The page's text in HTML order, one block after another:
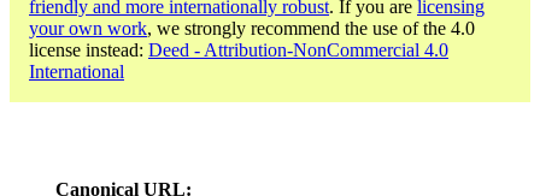
friendly and more internationally robust. If you are licensing
your own work, we strongly recommend the use of the 4.0
license instead: Deed - Attribution-NonCommercial 4.0
International
Canonical URL